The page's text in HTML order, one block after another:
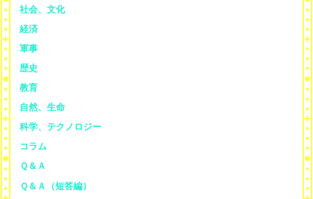
社会、文化
経済
軍事
歴史
教育
自然、生命
科学、テクノロジー
コラム
Ｑ＆Ａ
Ｑ＆Ａ（短答編）